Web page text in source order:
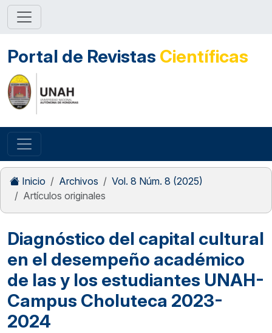
Portal de Revistas Científicas
Inicio Archivos
Vol. 8 Núm. 8 (2025)
Artículos originales
Diagnóstico del capital cultural
en el desempeño académico
de las y los estudiantes UNAH-
Campus Choluteca 2023-
2024